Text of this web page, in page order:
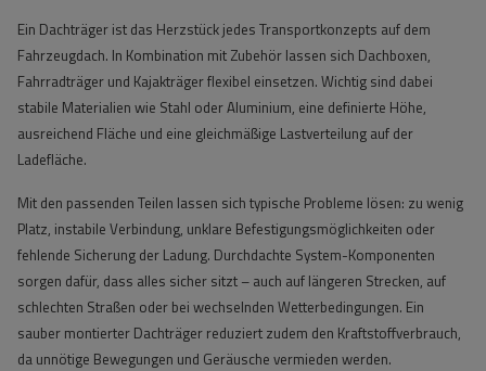
Ein Dachträger ist das Herzstück jedes Transportkonzepts auf dem
Fahrzeugdach. In Kombination mit Zubehör lassen sich Dachboxen,
Fahrradträger und Kajakträger flexibel einsetzen. Wichtig sind dabei
stabile Materialien wie Stahl oder Aluminium, eine definierte Höhe,
ausreichend Fläche und eine gleichmäßige Lastverteilung auf der
Ladefläche.
Mit den passenden Teilen lassen sich typische Probleme lösen: zu wenig
Platz, instabile Verbindung, unklare Befestigungsmöglichkeiten oder
fehlende Sicherung der Ladung. Durchdachte System-Komponenten
sorgen dafür, dass alles sicher sitzt – auch auf längeren Strecken, auf
schlechten Straßen oder bei wechselnden Wetterbedingungen. Ein
sauber montierter Dachträger reduziert zudem den Kraftstoffverbrauch,
da unnötige Bewegungen und Geräusche vermieden werden.